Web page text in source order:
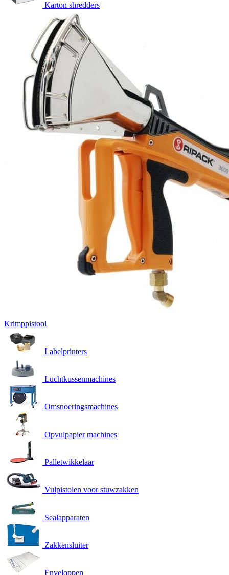
Karton shredders
Krimppistool
Labelprinters
Luchtkussenmachines
Omsnoeringsmachines
Opvulpapier machines
Palletwikkelaar
Vulpistolen voor stuwzakken
Sealapparaten
Zakkensluiter
Enveloppen